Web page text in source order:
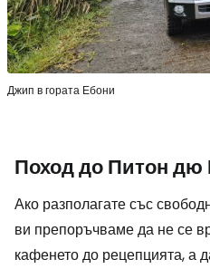
Джип в гората Ебони
Поход до Питон дю
Ако разполагате със
ви препоръчваме да не се
кафенето до рецепцията, а